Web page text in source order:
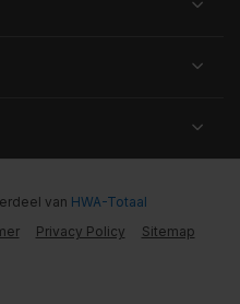
Privacy Policy Sitemap
van HWA-Totaal